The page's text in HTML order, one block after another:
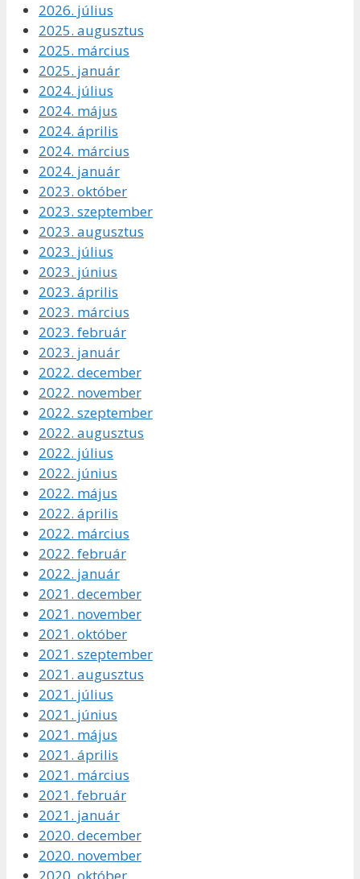
2026. július
2025. augusztus
2025. március
2025. január
2024. július
2024. május
2024. április
2024. március
2024. január
2023. október
2023. szeptember
2023. augusztus
2023. július
2023. június
2023. április
2023. március
2023. február
2023. január
2022. december
2022. november
2022. szeptember
2022. augusztus
2022. július
2022. június
2022. május
2022. április
2022. március
2022. február
2022. január
2021. december
2021. november
2021. október
2021. szeptember
2021. augusztus
2021. július
2021. június
2021. május
2021. április
2021. március
2021. február
2021. január
2020. december
2020. november